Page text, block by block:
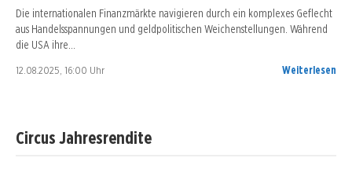
Die internationalen Finanzmärkte navigieren durch ein komplexes Geflecht
aus Handelsspannungen und geldpolitischen Weichenstellungen. Während
die USA ihre…
12.08.2025, 16:00 Uhr Weiterlesen
Circus Jahresrendite